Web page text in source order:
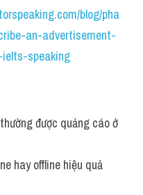
blog/pha
an-advertisement-
speaking
được quảng cáo ở
hay offline hiệu quả